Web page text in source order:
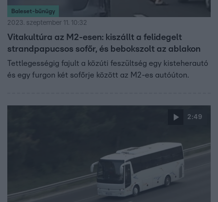
Baleset-bűnügy
2023. szeptember 11. 10:32
Vitakultúra az M2-esen: kiszállt a felidegelt
strandpapucsos sofőr, és bebokszolt az ablakon
Tettlegességig fajult a közúti feszültség egy kisteherautó
és egy furgon két sofőrje között az M2-es autóúton.
2:49